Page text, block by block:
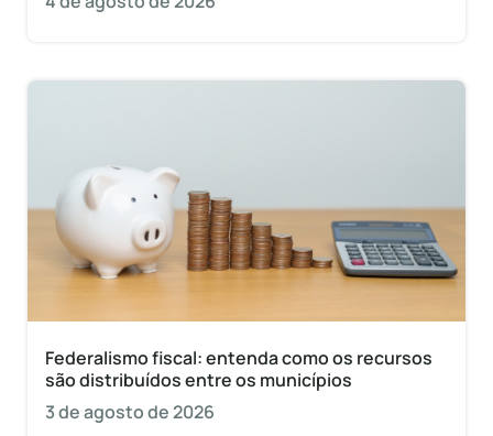
Federalismo fiscal: entenda como os recursos
são distribuídos entre os municípios
3 de agosto de 2026